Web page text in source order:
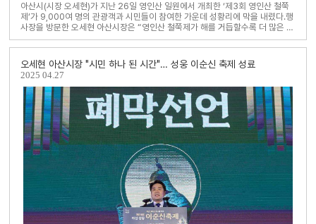
아산시(시장 오세현)가 지난 26일 영인산 일원에서 개최한 ‘제3회 영인산 철쭉
제’가 9,000여 명의 관광객과 시민들이 참여한 가운데 성황리에 막을 내렸다.행
사장을 방문한 오세현 아산시장은 “영인산 철쭉제가 해를 거듭할수록 더 많은 분
께 사랑받는 축제로 자리매김하게 ..
오세현 아산시장 "시민 하나 된 시간"… 성웅 이순신 축제 성료
202504.27